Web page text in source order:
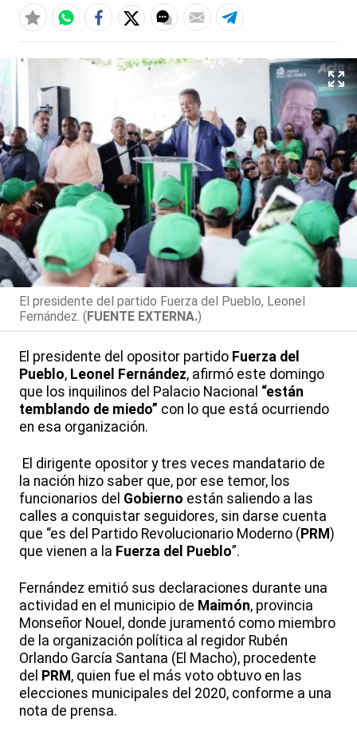
El presidente del partido Fuerza del Pueblo, Leonel
Fernández. (FUENTE EXTERNA.)
El presidente del opositor partido Fuerza del
Pueblo, Leonel Fernández, afirmó este domingo
que los inquilinos del Palacio Nacional “están
temblando de miedo” con lo que está ocurriendo
en esa organización.
El dirigente opositor y tres veces mandatario de
la nación hizo saber que, por ese temor, los
funcionarios del Gobierno están saliendo a las
calles a conquistar seguidores, sin darse cuenta
que “es del Partido Revolucionario Moderno ( PRM )
que vienen a la Fuerza del Pueblo”.
Fernández emitió sus declaraciones durante una
actividad en el municipio de Maimón, provincia
Monseñor Nouel, donde juramentó como miembro
de la organización política al regidor Rubén
Orlando García Santana (El Macho), procedente
del PRM , quien fue el más voto obtuvo en las
elecciones municipales del 2020, conforme a una
nota de prensa.